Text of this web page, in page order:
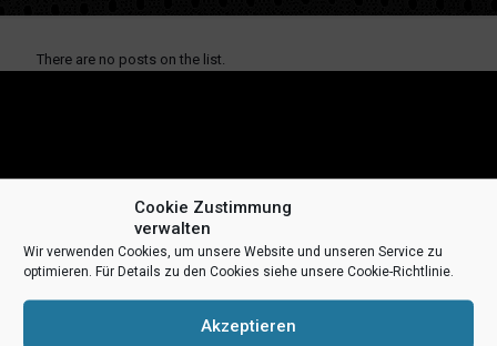
Cookie Zustimmung
verwalten
Wir verwenden Cookies, um unsere Website und unseren Service zu
optimieren. Für Details zu den Cookies siehe unsere Cookie-Richtlinie.
Akzeptieren
There are no posts on the list.
Impressum